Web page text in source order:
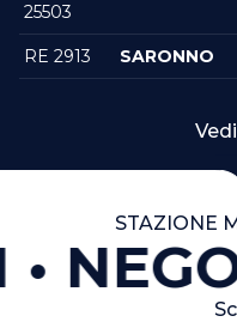
25503
RE 2913 SARONNO
STAZIONE